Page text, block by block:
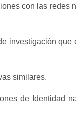
con las redes
investigación
similares.
de Identidad